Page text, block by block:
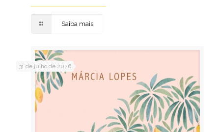
Saiba mais
31 de julho de 2026